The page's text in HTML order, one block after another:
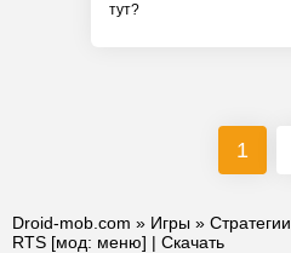
тут?
1
Droid-mob.com » Игры » Стратегии
RTS [мод: меню] | Скачать